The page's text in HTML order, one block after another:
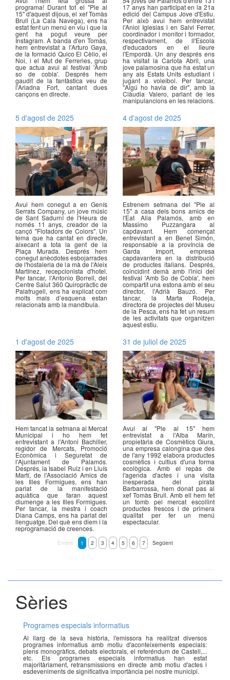
programa! Durant tot el "Ple al
15" d'aquest dijous, el xef Tomàs
Brull (La Cala Navega), ens ha
estat fent un menú en viu i que la
gent ha pogut veure per
Instagram. A banda d'en Tomàs,
hem entrevistat a l'Arturo Gaya,
de la formació Quico El Cèlio, el
Noi, i el Mut de Ferreries, grup
que actua avui al festival 'Amb
so de cobla'. Després hem
gaudit de la fantàstica veu de
l'Ariadna Fort, cantant dues
cançons en directe.
17 anys han participat en la 21a
edició del Campus Jove d'Estiu.
Per això avui hem entrevistat
l'Aniol Iglesias i en Salvi Ferrer,
coordinador i monitor i formador,
respectivament, de ll'Escola
d'educadors en el lleure
l'Empordà. Un any després ens
ha visitat la Carlota Abril, una
jove palamosina que ha estat un
any als Estats Units estudiant i
jugant a voleibol. Per tancar,
"Algú ho havia de dir", amb la
Clàudia Valero, parlant de les
manipulancions en les relacions.
5 d'agost de 2025
Avui hem conegut a en Genís
Serrats Company, un jove músic
de Sant Sadurní de l'Heura de
només 11 anys, creador de la
cançó "Flotadors de Colors". Un
tema que ha cantat en directe,
aixecant a tota la gent de la
Plaça Murada. Després hem
conegut anècdotes esbojarrades
de l'hostaleria de la mà de l'Aleix
Martínez, recepcionista d'hotel.
Per tancar, l'Antonio Borrell, del
Centre Salut 360 Quiropràctic de
Palafrugell, ens ha explicat com
molts mals d’esquena estan
relacionats amb la mandíbula.
4 d'agost de 2025
Estrenem setmana del "Ple al
15" a casa dels bons amics de
l'Eat Alia Palamós, amb en
Massimo Puzzangara al
capdavant. Hem començat
entrevistant a en Benet Simón,
responsable a la província de
Garda Import, empresa
capdavantera en la distribució
de productes italians. Després,
coincidint demà amb l'inici del
festival 'Amb So de Cobla', hem
compartit una estona amb el seu
director, l'Adrià Bauzó. Per
tancar, la Marta Rodeja,
directora de projectes del Museu
de la Pesca, ens ha fet un resum
de les activitats que organitzen
aquest estiu.
1 d'agost de 2025
Hem tancat la setmana al Mercat
Municipal i ho hem fet
entrevistant a l'Antoni Bachiller,
regidor de Mercats, Promoció
Econòmica i Seguretat de
l'Ajuntament de Palamós.
Després, la Isabel Ruiz i en Lluís
Martí, de l'Associació Amics de
les Illes Formigues, ens han
parlat de la manifestació
aquàtica que faran aquest
diumenge a les Illes Formigues.
Per tancar, la mestra i coach
Diana Camps, ens ha parlat del
llenguatge. Del què ens diem i la
reprogramació de creences.
31 de juliol de 2025
Avui al "Ple al 15" hem
entrevistat a l'Alba Marín,
propietària de Cosmètics Giura,
una empresa calongina que des
de l'any 1992 elabora productes
cosmètics i cultius d'una forma
ecològica. Amb el repàs de
l'agenda d'actes i una visita
inesperada del pirata
Barbarrossa, hem donat pas al
xef Tomàs Brull. Amb ell hem fet
un tomb pel mercat escollint
productes frescos i de primera
qualitat per fer un menú
espectacular.
Enrere 1 2 3 4 5 6 7 Següent
Sèries
Programes especials informatius
Al llarg de la seva història, l'emissora ha realitzat diversos
programes informatius amb motiu d'aconteixements especials:
plens monogràfics, debats electorals, el referéndum de Castell,...
etc. Els programes especials informatius han estat
majoritàriament, retransmissions en directe amb motiu d'actes i
esdeveniments de significativa importància pel nostre municipi.